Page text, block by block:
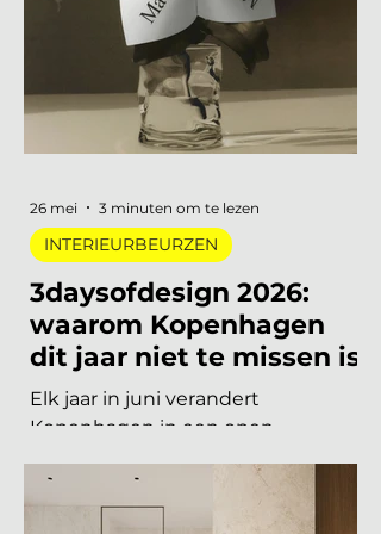
designlegende tot een
tentoonstelling waar je letterlijk
moet bewegen om het werk te
begrijpen. Van digitale pioniers in
een Depot-zaal tot marmer dat
architectuur omvormt tot
tentoonstellingen, verspreid over
Nederland, die de moeite waard
zijn om speci
3daysofdesign 2026:
waarom Kopenhagen
dit jaar niet te missen is
Kopenhagen in een open
tentoonstelling. Showrooms
INTERIEURBEURZEN
26 mei 3 minuten om te lezen